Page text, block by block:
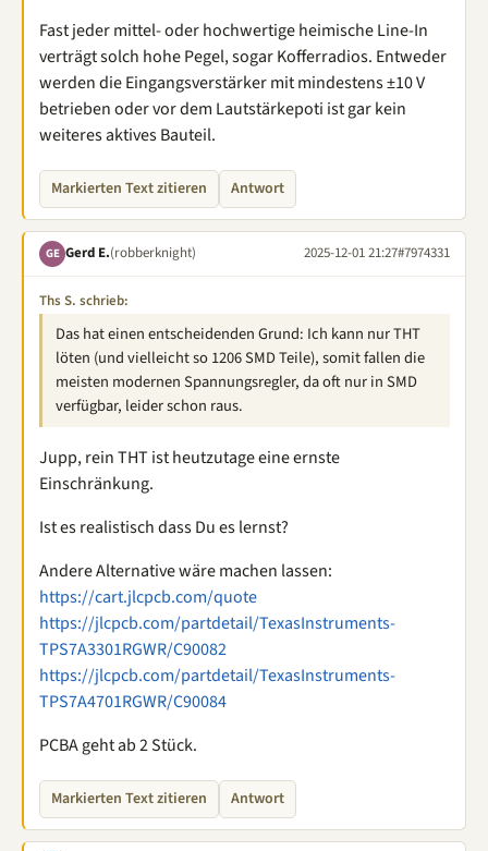
Fast jeder mittel- oder hochwertige heimische Line-In
verträgt solch hohe Pegel, sogar Kofferradios. Entweder
werden die Eingangsverstärker mit mindestens ±10 V
betrieben oder vor dem Lautstärkepoti ist gar kein
weiteres aktives Bauteil.
Markierten Text zitieren Antwort
GE Gerd E.(robberknight) 2025-12-01 21:27#7974331
Ths S. schrieb:
Das hat einen entscheidenden Grund: Ich kann nur THT
löten (und vielleicht so 1206 SMD Teile), somit fallen die
meisten modernen Spannungsregler, da oft nur in SMD
verfügbar, leider schon raus.
Jupp, rein THT ist heutzutage eine ernste
Einschränkung.
Ist es realistisch dass Du es lernst?
Andere Alternative wäre machen lassen:
https://cart.jlcpcb.com/quote
https://jlcpcb.com/partdetail/TexasInstruments-
TPS7A3301RGWR/C90082
https://jlcpcb.com/partdetail/TexasInstruments-
TPS7A4701RGWR/C90084
PCBA geht ab 2 Stück.
Markierten Text zitieren Antwort